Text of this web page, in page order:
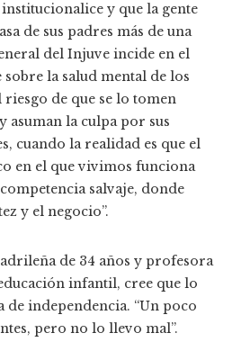
y que la gente
de sus padres más de una
del Injuve incide en el
la salud mental de los
riesgo de que se lo tomen
asuman la culpa por sus
cuando la realidad es que el
en el que vivimos funciona
salvaje, donde
y el negocio”.
de 34 años y profesora
infantil, cree que lo
de independencia. “Un poco
pero no lo llevo mal”.